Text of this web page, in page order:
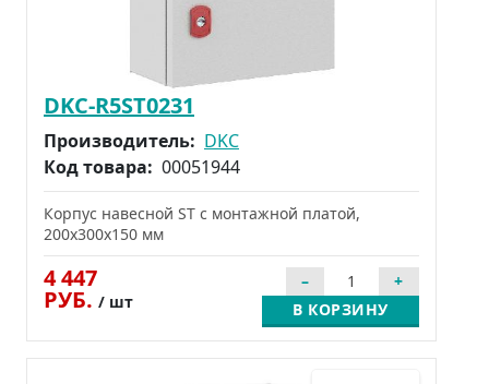
DKC-R5ST0231
Производитель: DKC
Код товара: 00051944
Корпус навесной ST с монтажной платой,
200x300x150 мм
4 447
РУБ. / шт В КОРЗИНУ